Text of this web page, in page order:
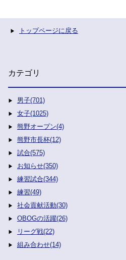
トップページに戻る
カテゴリ
男子(701)
女子(1025)
熊野オープン(4)
熊野市長杯(12)
試合(575)
お知らせ(350)
練習試合(344)
練習(49)
社会貢献活動(30)
OBOGの活躍(26)
リーグ戦(22)
組み合わせ(14)